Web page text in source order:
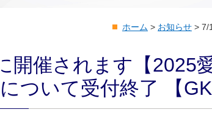
ホーム > お知らせ > 7/
開催されます【2025
ついて受付終了 【GK